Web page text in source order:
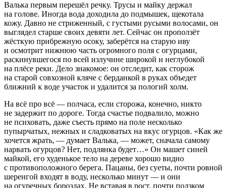
Валька первым перешёл речку. Трусы и майку держал
на голове. Иногда вода доходила до подмышек, щекотала
кожу. Давно не стриженный, с густыми русыми волосами, он
выглядел старше своих девяти лет. Сейчас он проползёт
жёсткую прибрежную осоку, заберётся на старую иву
и осмотрит нижнюю часть огромного поля с огурцами,
раскинувшегося по всей излучине широкой и неглубокой
на плёсе реки. Дело знакомое: он отследит, как сторож
на старой совхозной кляче с берданкой в руках объедет
ближний к воде участок и удалится за пологий холм.
На всё про всё — полчаса, если сторожа, конечно, никто
не задержит по дороге. Тогда счастье подвалило, можно
не психовать, даже съесть прямо на поле несколько
пупырчатых, нежных и сладковатых на вкус огурцов. «Как же
хочется жрать, — думает Валька, — может, сначала самому
нарвать огурцов? Нет, подлянка будет…» Он машет синей
майкой, его худенькое тело на дереве хорошо видно
с противоположного берега. Пацаны, без суеты, почти ровной
шеренгой входят в воду, несколько минут — и они
на огуречных бороздах. Не вставая в рост, почти ползком